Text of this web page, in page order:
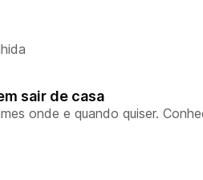
sair de casa
onde e quando quiser.